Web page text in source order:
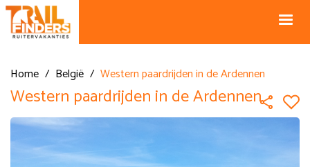
Home / België / Western paardrijden in de Ardennen
Western paardrijden in de Ardennen